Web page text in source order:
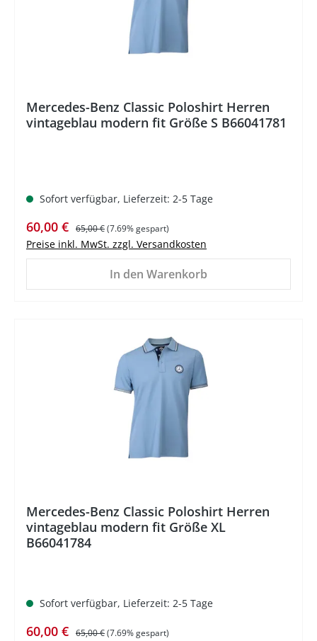
Mercedes-Benz Classic Poloshirt Herren
vintageblau modern fit Größe S B66041781
Sofort verfügbar, Lieferzeit: 2-5 Tage
Verkaufspreis:
60,00 € Regulärer Preis:
65,00 €(7.69% gespart)
Preise inkl. MwSt. zzgl. Versandkosten
In den Warenkorb
Mercedes-Benz Classic Poloshirt Herren
vintageblau modern fit Größe XL
B66041784
Sofort verfügbar, Lieferzeit: 2-5 Tage
Verkaufspreis:
60,00 € Regulärer Preis:
65,00 €(7.69% gespart)